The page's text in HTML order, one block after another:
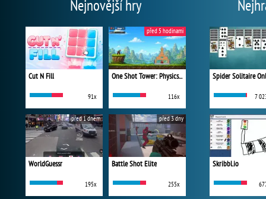
Nejnovější hry
Cut N Fill
91x
One Shot Tower: Physics Destroyer
116x
před 5 hodinami
WorldGuessr
195x
před 1 dnem
Battle Shot Elite
255x
před 3 dny
Spider Solitaire
7
Skribbl.io